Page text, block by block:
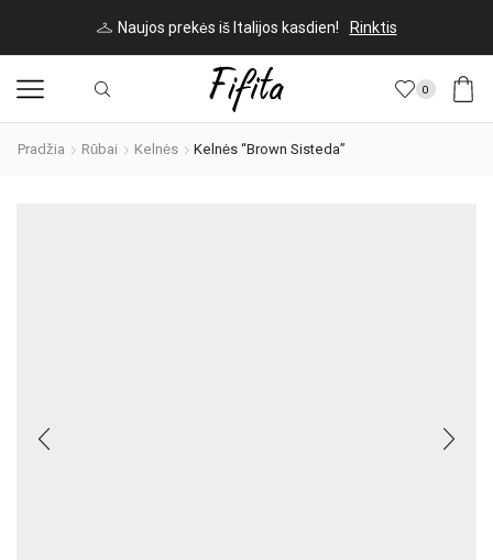
Naujos prekės iš Italijos kasdien! Rinktis
0
Pradžia Rūbai Kelnės Kelnės “Brown Sisteda”